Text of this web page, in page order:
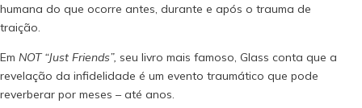
humana do que ocorre antes, durante e após o trauma de
traição.
Em NOT “Just Friends”, seu livro mais famoso, Glass conta que a
revelação da infidelidade é um evento traumático que pode
reverberar por meses – até anos.